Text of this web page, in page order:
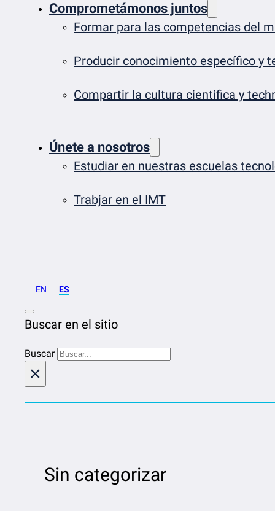
Comprometámonos juntos
Formar para las competencias del
Producir conocimiento específico y
Compartir la cultura cientifica y
Únete a nosotros
Estudiar en nuestras escuelas
Trabjar en el IMT
EN ES
Buscar en el sitio
Buscar
×
Sin categorizar